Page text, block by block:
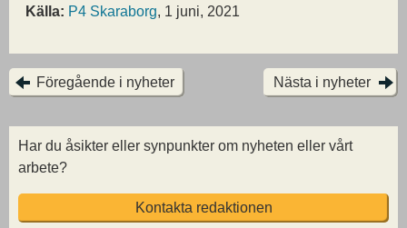
Källa: P4 Skaraborg, 1 juni, 2021
Föregående i nyheter Nästa i nyheter
Har du åsikter eller synpunkter om nyheten eller vårt
arbete?
Kontakta redaktionen